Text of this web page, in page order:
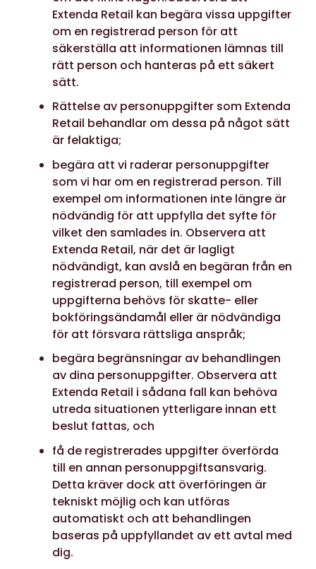
Extenda Retail kan begära vissa uppgifter
om en registrerad person för att
säkerställa att informationen lämnas till
rätt person och hanteras på ett säkert
sätt.
Rättelse av personuppgifter som Extenda
Retail behandlar om dessa på något sätt
är felaktiga;
begära att vi raderar personuppgifter
som vi har om en registrerad person. Till
exempel om informationen inte längre är
nödvändig för att uppfylla det syfte för
vilket den samlades in. Observera att
Extenda Retail, när det är lagligt
nödvändigt, kan avslå en begäran från en
registrerad person, till exempel om
uppgifterna behövs för skatte- eller
bokföringsändamål eller är nödvändiga
för att försvara rättsliga anspråk;
begära begränsningar av behandlingen
av dina personuppgifter. Observera att
Extenda Retail i sådana fall kan behöva
utreda situationen ytterligare innan ett
beslut fattas, och
få de registrerades uppgifter överförda
till en annan personuppgiftsansvarig.
Detta kräver dock att överföringen är
tekniskt möjlig och kan utföras
automatiskt och att behandlingen
baseras på uppfyllandet av ett avtal med
dig.